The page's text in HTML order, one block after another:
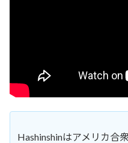
Hashinshinはアメリカ合